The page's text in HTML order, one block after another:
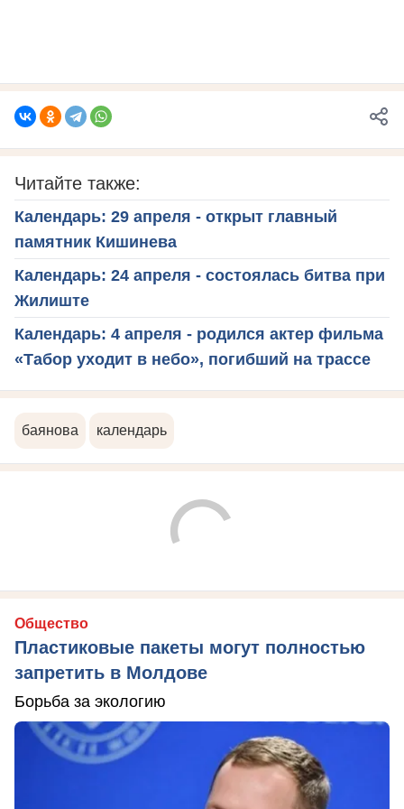
Читайте также:
Календарь: 29 апреля - открыт главный
памятник Кишинева
Календарь: 24 апреля - состоялась битва при
Жилиште
Календарь: 4 апреля - родился актер фильма
«Табор уходит в небо», погибший на трассе
баянова календарь
Общество
Пластиковые пакеты могут полностью
запретить в Молдове
Борьба за экологию